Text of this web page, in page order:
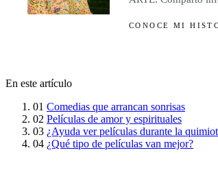
CONOCE MI
En este artículo
01 Comedias que arrancan sonrisas
02 Películas de amor y espirituales
03 ¿Ayuda ver películas durante la
04 ¿Qué tipo de películas van mejor?